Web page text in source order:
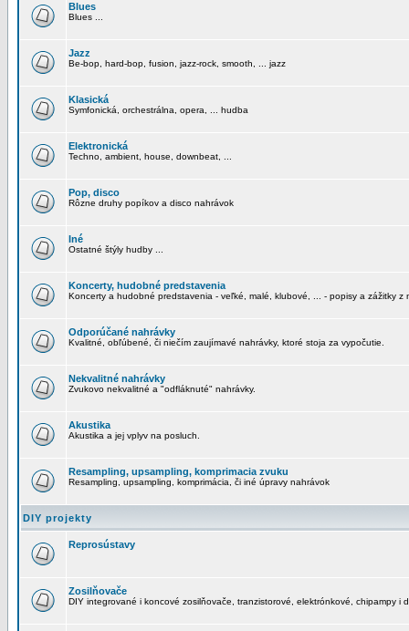
Blues
Blues ...
Jazz
Be-bop, hard-bop, fusion, jazz-rock, smooth, ... jazz
Klasická
Symfonická, orchestrálna, opera, ... hudba
Elektronická
Techno, ambient, house, downbeat, ...
Pop, disco
Rôzne druhy popíkov a disco nahrávok
Iné
Ostatné štýly hudby ...
Koncerty, hudobné predstavenia
Koncerty a hudobné predstavenia - veľké, malé, klubové, ... - popisy a zážitky z
Odporúčané nahrávky
Kvalitné, obľúbené, či niečím zaujímavé nahrávky, ktoré stoja za vypočutie.
Nekvalitné nahrávky
Zvukovo nekvalitné a "odfláknuté" nahrávky.
Akustika
Akustika a jej vplyv na posluch.
Resampling, upsampling, komprimacia zvuku
Resampling, upsampling, komprimácia, či iné úpravy nahrávok
DIY projekty
Reprosústavy
Zosilňovače
DIY integrované i koncové zosilňovače, tranzistorové, elektrónkové, chipampy i